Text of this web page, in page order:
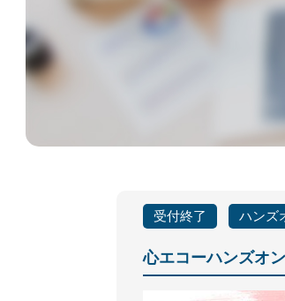
受付終了 ハンズ
心エコーハンズオ